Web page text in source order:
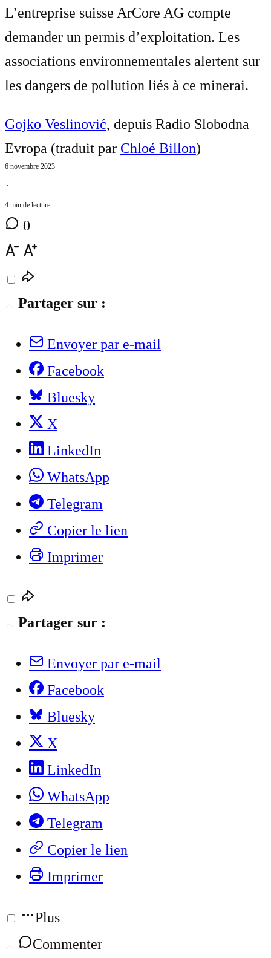
L’entreprise suisse ArCore AG compte
demander un permis d’exploitation. Les
associations environnementales alertent sur
les dangers de pollution liés à ce minerai.
Gojko Veslinović, depuis Radio Slobodna
Evropa (traduit par Chloé Billon)
6 novembre 2023
⋅
4 min de lecture
0
Partager sur :
Envoyer par e-mail
Facebook
Bluesky
X
LinkedIn
WhatsApp
Telegram
Copier le lien
Imprimer
Partager sur :
Envoyer par e-mail
Facebook
Bluesky
X
LinkedIn
WhatsApp
Telegram
Copier le lien
Imprimer
Plus
Commenter